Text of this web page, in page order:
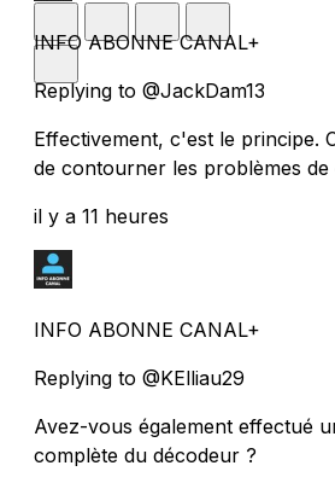
INFO ABONNE CANAL+
Replying to @JackDam13
Effectivement, c'est le principe.
de contourner les problèmes de
il y a 11 heures
INFO ABONNE CANAL+
Replying to @KElliau29
Avez-vous également effectué
complète du décodeur ?